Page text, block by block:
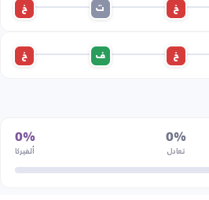
خ ت خ
خ ف خ
0%
تعادل
0%
ألفيركا